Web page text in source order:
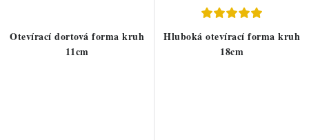
Otevírací dortová forma kruh
11cm
Hluboká otevírací forma kruh
18cm